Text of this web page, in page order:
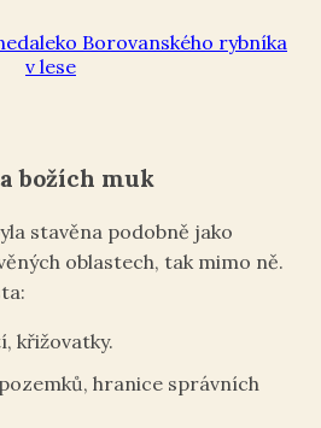
Borovanského rybníka
v lese
božích muk
stavěna podobně jako
oblastech, tak mimo ně.
křižovatky.
hranice správních